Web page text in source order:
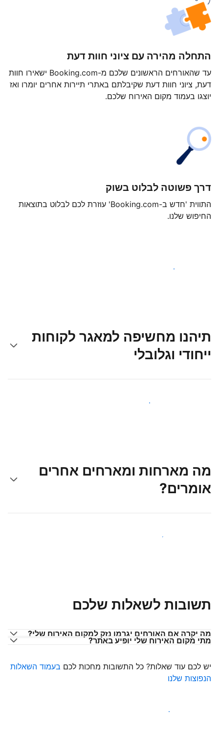
התחלה מהירה עם ציוני חוות דעת
עד שהאורחים הראשונים שלכם מ-Booking.com ישאירו חוות
דעת, ציוני חוות דעת שקיבלתם באתרי תיירות אחרים יומרו ואז
יוצגו בעמוד מקום האירוח שלכם.
דרך פשוטה לבלוט בשוק
התווית 'חדש ב-Booking.com' עוזרת לכם לבלוט בתוצאות
החיפוש שלנו.
צאו לדרך עוד היום
תיהנו מחשיפה למאגר לקוחות
ייחודי וגלובלי
קבלו חשיפה בפני אורחים חדשים
מה מארחות ומארחים אחרים
אומרים?
הצטרפו למארחים כמוכם
תשובות לשאלות שלכם
מה יקרה אם האורחים יגרמו נזק למקום האירוח שלי?
מתי מקום האירוח שלי יופיע באתר?
יש לכם עוד שאלות? כל התשובות מחכות לכם בעמוד השאלות
הנפוצות שלנו
התחילו לקבל אורחים